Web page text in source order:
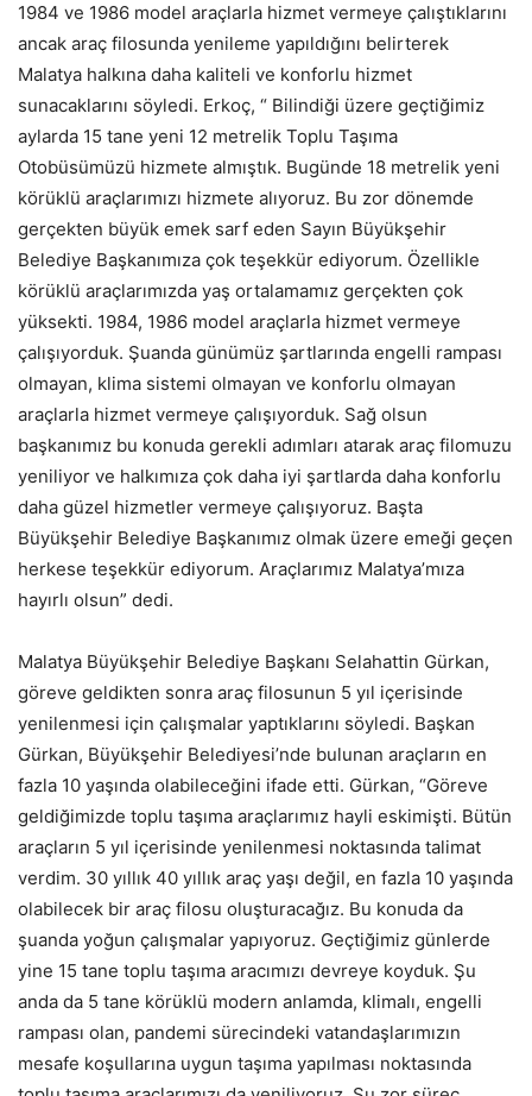
1984 ve 1986 model araçlarla hizmet vermeye çalıştıklarını
ancak araç filosunda yenileme yapıldığını belirterek
Malatya halkına daha kaliteli ve konforlu hizmet
sunacaklarını söyledi. Erkoç, “ Bilindiği üzere geçtiğimiz
aylarda 15 tane yeni 12 metrelik Toplu Taşıma
Otobüsümüzü hizmete almıştık. Bugünde 18 metrelik yeni
körüklü araçlarımızı hizmete alıyoruz. Bu zor dönemde
gerçekten büyük emek sarf eden Sayın Büyükşehir
Belediye Başkanımıza çok teşekkür ediyorum. Özellikle
körüklü araçlarımızda yaş ortalamamız gerçekten çok
yüksekti. 1984, 1986 model araçlarla hizmet vermeye
çalışıyorduk. Şuanda günümüz şartlarında engelli rampası
olmayan, klima sistemi olmayan ve konforlu olmayan
araçlarla hizmet vermeye çalışıyorduk. Sağ olsun
başkanımız bu konuda gerekli adımları atarak araç filomuzu
yeniliyor ve halkımıza çok daha iyi şartlarda daha konforlu
daha güzel hizmetler vermeye çalışıyoruz. Başta
Büyükşehir Belediye Başkanımız olmak üzere emeği geçen
herkese teşekkür ediyorum. Araçlarımız Malatya’mıza
hayırlı olsun” dedi.
Malatya Büyükşehir Belediye Başkanı Selahattin Gürkan,
göreve geldikten sonra araç filosunun 5 yıl içerisinde
yenilenmesi için çalışmalar yaptıklarını söyledi. Başkan
Gürkan, Büyükşehir Belediyesi’nde bulunan araçların en
fazla 10 yaşında olabileceğini ifade etti. Gürkan, “Göreve
geldiğimizde toplu taşıma araçlarımız hayli eskimişti. Bütün
araçların 5 yıl içerisinde yenilenmesi noktasında talimat
verdim. 30 yıllık 40 yıllık araç yaşı değil, en fazla 10 yaşında
olabilecek bir araç filosu oluşturacağız. Bu konuda da
şuanda yoğun çalışmalar yapıyoruz. Geçtiğimiz günlerde
yine 15 tane toplu taşıma aracımızı devreye koyduk. Şu
anda da 5 tane körüklü modern anlamda, klimalı, engelli
rampası olan, pandemi sürecindeki vatandaşlarımızın
mesafe koşullarına uygun taşıma yapılması noktasında